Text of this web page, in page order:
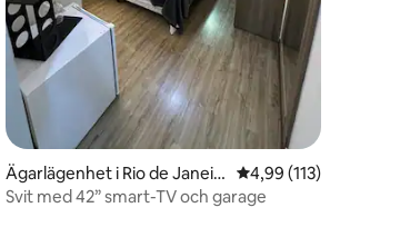
Ägarlägenhet i Rio de Janeir
o
4,99 av 5 i
4,99 (113)
Svit med 42” smart-TV och garage